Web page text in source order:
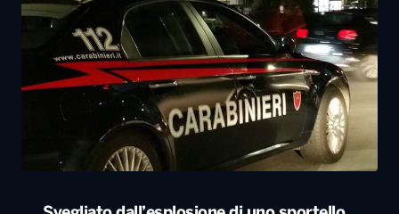
Svegliato dall’esplosione di uno sportello
bancomat, residente lancia cocci dal balcone
e mette in fuga i ladri
ALTRO